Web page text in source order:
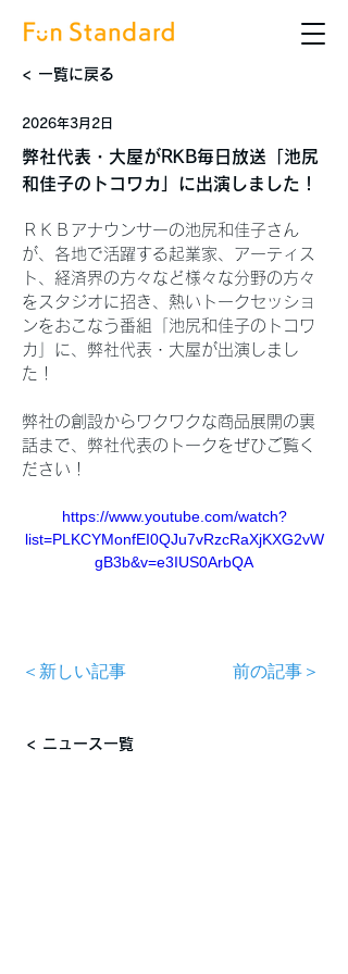
< 一覧に戻る
2026年3月2日
弊社代表・大屋がRKB毎日放送「池尻
和佳子のトコワカ」に出演しました！
＜新しい記事 前の記事＞
ＲＫＢアナウンサーの池尻和佳子さん
が、各地で活躍する起業家、アーティス
ト、経済界の方々など様々な分野の方々
をスタジオに招き、熱いトークセッショ
ンをおこなう番組「池尻和佳子のトコワ
カ」に、弊社代表・大屋が出演しまし
た！
弊社の創設からワクワクな商品展開の裏
話まで、弊社代表のトークをぜひご覧く
ださい！
https://www.youtube.com/watch?
list=PLKCYMonfEI0QJu7vRzcRaXjKXG2vW
gB3b&v=e3IUS0ArbQA
< ニュース一覧